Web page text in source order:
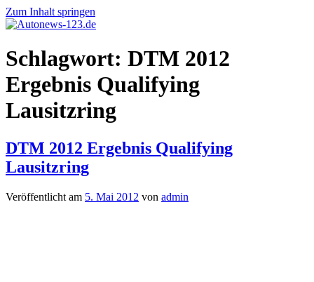
Zum Inhalt springen
Autonews-
123.de
Autonews
mit
Schlagwort: DTM 2012
Ergebnis Qualifying
Lausitzring
DTM 2012 Ergebnis Qualifying
Lausitzring
Veröffentlicht am 5. Mai 2012 von admin